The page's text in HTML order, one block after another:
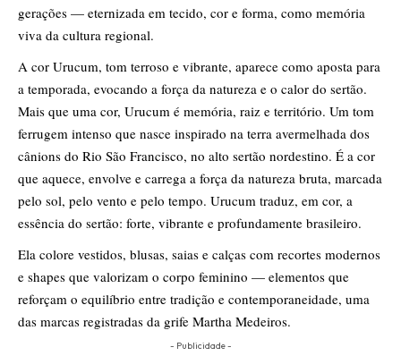
gerações — eternizada em tecido, cor e forma, como memória
viva da cultura regional.
A cor Urucum, tom terroso e vibrante, aparece como aposta para
a temporada, evocando a força da natureza e o calor do sertão.
Mais que uma cor, Urucum é memória, raiz e território. Um tom
ferrugem intenso que nasce inspirado na terra avermelhada dos
cânions do Rio São Francisco, no alto sertão nordestino. É a cor
que aquece, envolve e carrega a força da natureza bruta, marcada
pelo sol, pelo vento e pelo tempo. Urucum traduz, em cor, a
essência do sertão: forte, vibrante e profundamente brasileiro.
Ela colore vestidos, blusas, saias e calças com recortes modernos
e shapes que valorizam o corpo feminino — elementos que
reforçam o equilíbrio entre tradição e contemporaneidade, uma
das marcas registradas da grife Martha Medeiros.
- Publicidade -